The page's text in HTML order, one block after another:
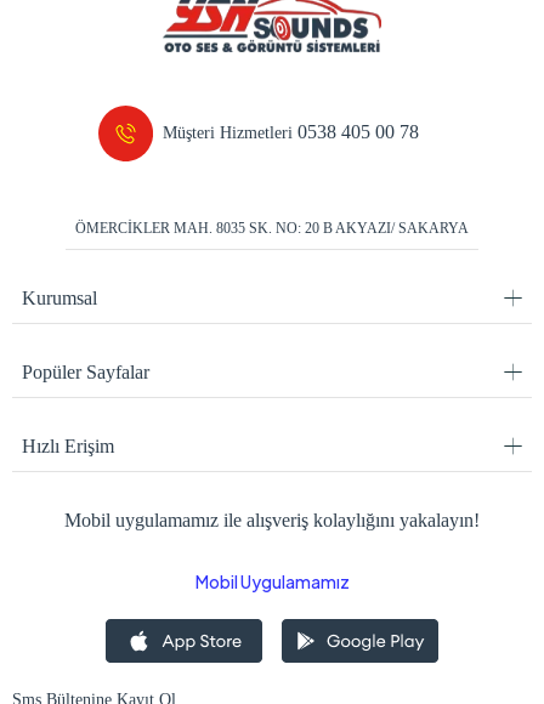
Müşteri Hizmetleri0538 405 00 78
ÖMERCİKLER MAH. 8035 SK. NO: 20 B AKYAZI/ SAKARYA
Kurumsal
Popüler Sayfalar
Hızlı Erişim
Mobil uygulamamız ile alışveriş kolaylığını yakalayın!
Mobil Uygulamamız
Sms Bültenine Kayıt Ol